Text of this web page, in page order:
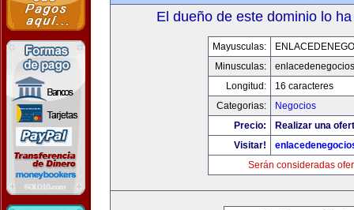
El dueño de este dominio lo
Mayusculas:
Minusculas:
Longitud:
16 caracteres
Categorias:
Negocios
Precio:
Realizar una
Visitar!
Serán consideradas